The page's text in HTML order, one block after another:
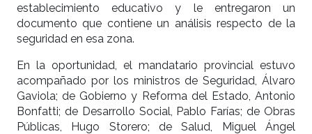
establecimiento educativo y le entregaron un
documento que contiene un análisis respecto de la
seguridad en esa zona.
En la oportunidad, el mandatario provincial estuvo
acompañado por los ministros de Seguridad, Álvaro
Gaviola; de Gobierno y Reforma del Estado, Antonio
Bonfatti; de Desarrollo Social, Pablo Farías; de Obras
Públicas, Hugo Storero; de Salud, Miguel Ángel